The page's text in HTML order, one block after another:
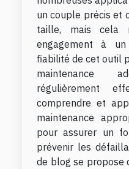
un couple précis et
taille, mais cela
engagement à
fiabilité de cet outil
maintenance
régulièrement
comprendre et
maintenance
pour assurer un
prévenir les
de blog se propose